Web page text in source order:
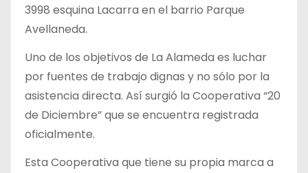
3998 esquina Lacarra en el barrio Parque
Avellaneda.
Uno de los objetivos de La Alameda es luchar
por fuentes de trabajo dignas y no sólo por la
asistencia directa. Así surgió la Cooperativa “20
de Diciembre” que se encuentra registrada
oficialmente.
Esta Cooperativa que tiene su propia marca a